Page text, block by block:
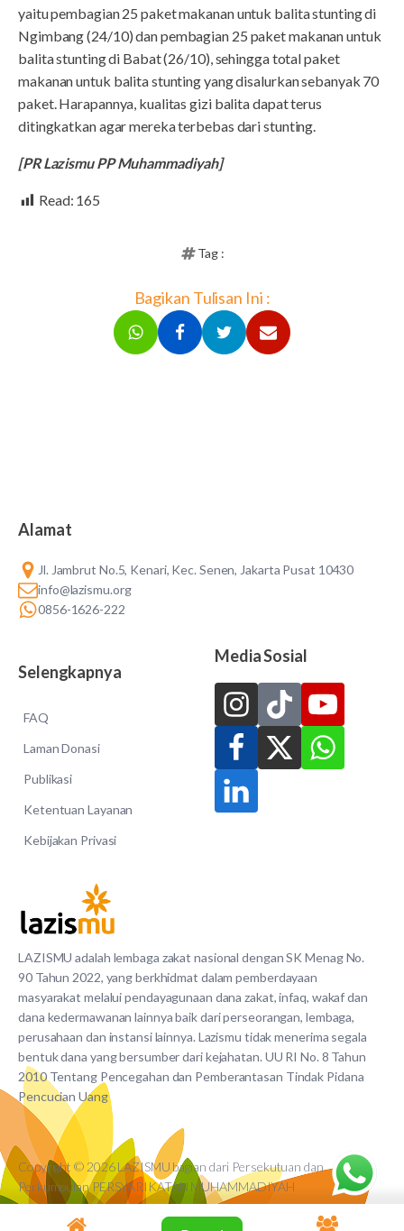
yaitu pembagian 25 paket makanan untuk balita stunting di
Ngimbang (24/10) dan pembagian 25 paket makanan untuk
balita stunting di Babat (26/10), sehingga total paket
makanan untuk balita stunting yang disalurkan sebanyak 70
paket. Harapannya, kualitas gizi balita dapat terus
ditingkatkan agar mereka terbebas dari stunting.
[PR Lazismu PP Muhammadiyah]
Read: 165
Tag :
Bagikan Tulisan Ini :
LAZISMU adalah lembaga zakat nasional dengan SK Menag No.
90 Tahun 2022, yang berkhidmat dalam pemberdayaan
masyarakat melalui pendayagunaan dana zakat, infaq, wakaf dan
dana kedermawanan lainnya baik dari perseorangan, lembaga,
perusahaan dan instansi lainnya. Lazismu tidak menerima segala
bentuk dana yang bersumber dari kejahatan. UU RI No. 8 Tahun
2010 Tentang Pencegahan dan Pemberantasan Tindak Pidana
Pencucian Uang
Alamat
Jl. Jambrut No.5, Kenari, Kec. Senen, Jakarta Pusat 10430
info@lazismu.org
0856-1626-222
Selengkapnya
FAQ
Laman Donasi
Publikasi
Ketentuan Layanan
Kebijakan Privasi
Media Sosial
Copyright © 2026 LAZISMU bagian dari Persekutuan dan
Perkumpulan PERSYARIKATAN MUHAMMADIYAH